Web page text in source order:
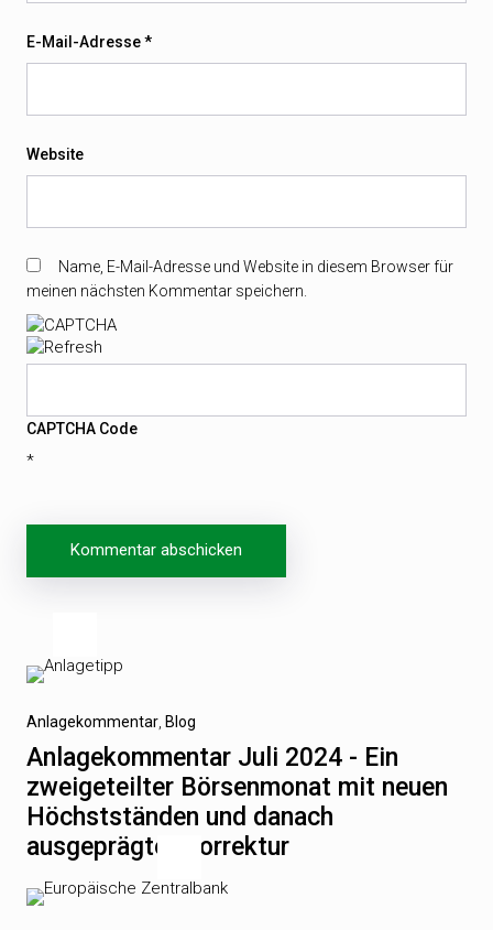
E-Mail-Adresse*
Website
Name, E-Mail-Adresse und Website in diesem Browser für
meinen nächsten Kommentar speichern.
CAPTCHA Code
*
Beitragsnavigation
Vorheriger
Beitrag
Anlagekommentar Blog
Anlagekommentar Juli 2024 - Ein
zweigeteilter Börsenmonat mit neuen
Höchstständen und danach
ausgeprägter Korrektur